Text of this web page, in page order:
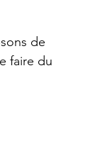
de
faire du